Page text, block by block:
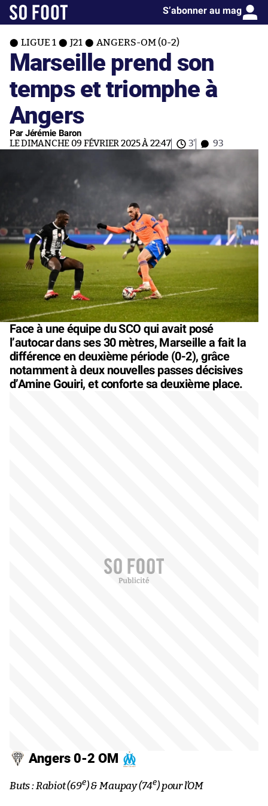
S’abonner au mag
LIGUE 1 J21 ANGERS-OM (0-2)
Marseille prend son
temps et triomphe à
Angers
Par Jérémie Baron
LE DIMANCHE 09 FÉVRIER 2025 À 22:47 3' 93
Face à une équipe du SCO qui avait posé
l’autocar dans ses 30 mètres, Marseille a fait la
différence en deuxième période (0-2), grâce
notamment à deux nouvelles passes décisives
d’Amine Gouiri, et conforte sa deuxième place.
Angers 0-2 OM
Buts : Rabiot (69e) & Maupay (74e) pour l’OM